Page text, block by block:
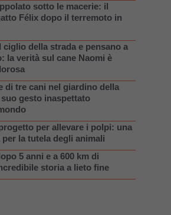
sotto le macerie: il
Félix dopo il terremoto in
ciglio della strada e pensano a
la verità sul cane Naomi è
di tre cani nel giardino della
gesto inaspettato
per allevare i polpi: una
la tutela degli animali
5 anni e a 600 km di
storia a lieto fine